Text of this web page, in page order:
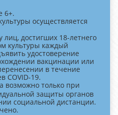
6+.
осуществляется
лиц, достигших 18-летнего
культуры каждый
удостоверение
вакцинации или
в течение
COVID-19.
возможно только при
защиты органов
социальной дистанции.